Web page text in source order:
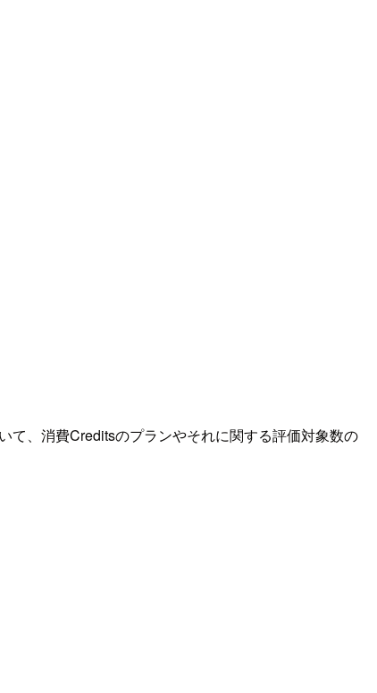
て、消費Creditsのプランやそれに関する評価対象数の